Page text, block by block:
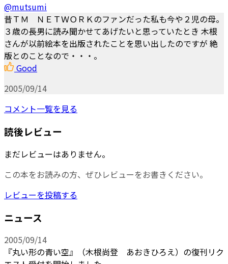
@mutsumi
昔ＴＭ ＮＥＴＷＯＲＫのファンだった私も今や２児の母。
３歳の長男に読み聞かせてあげたいと思っていたとき 木根
さんが以前絵本を出版されたことを思い出したのですが 絶
版とのことなので・・・。
Good
2005/09/14
コメント一覧を見る
読後レビュー
まだレビューはありません。
この本をお読みの方、ぜひレビューをお書きください。
レビューを投稿する
ニュース
2005/09/14
『丸い形の青い空』（木根尚登 あおきひろえ）の復刊リク